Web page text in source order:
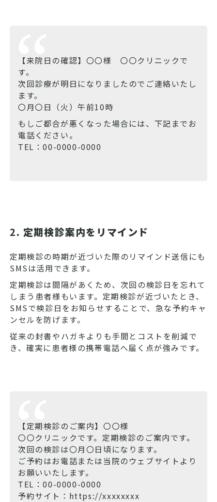
【来院日の確認】〇〇様 〇〇クリニックで
す。
次回診療が明日になりましたのでご連絡いたし
ます。
〇月〇日（火）午前10時
もしご都合が悪くなった場合には、下記までお
電話ください。
TEL：00-0000-0000
2. 定期検診案内をリマインド
定期検診の時期が近づいた際のリマインド送信にも
SMSは活用できます。
定期検診は間隔があくため、次回の検診日を忘れて
しまう患者様もいます。定期検診が近づいたとき、
SMSで検診日をお知らせすることで、急な予約キャ
ンセルを防げます。
従来の封書やハガキよりも手間とコストを削減で
き、確実に患者様の携帯電話へ届く点が強みです。
【定期検診のご案内】〇〇様
〇〇クリニックです。定期検診のご案内です。
次回の検診は〇月〇日頃になります。
ご予約はお電話または当院のウェブサイトより
お願いいたします。
TEL：00-0000-0000
予約サイト：https://xxxxxxxx